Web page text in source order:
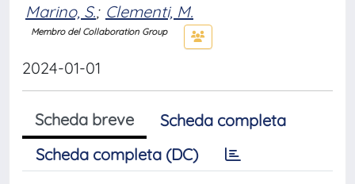
Marino, S.; Clementi, M.
Membro del Collaboration Group
2024-01-01
Scheda breve
Scheda completa
Scheda completa (DC)